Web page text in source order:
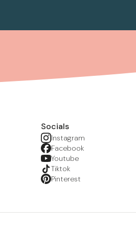
Socials
Instagram
Facebook
Youtube
Tiktok
Pinterest